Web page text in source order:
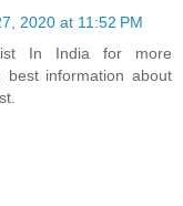
2020 at 11:52 PM
In India for more
best information about